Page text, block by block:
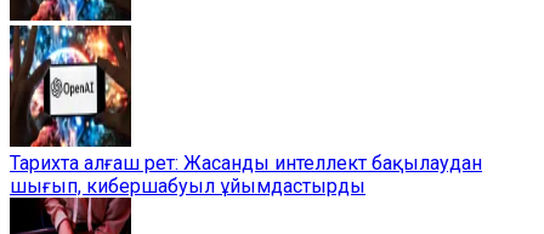
Тарихта алғаш рет: Жасанды интеллект бақылаудан
шығып, кибершабуыл ұйымдастырды